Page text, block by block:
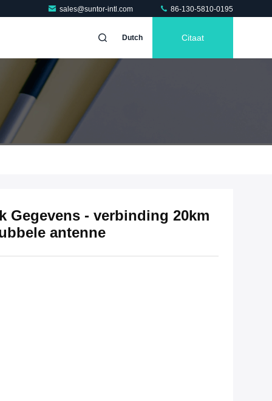
sales@suntor-intl.com 86-130-5810-0195
Dutch Citaat
Gegevens - verbinding 20km
antenne